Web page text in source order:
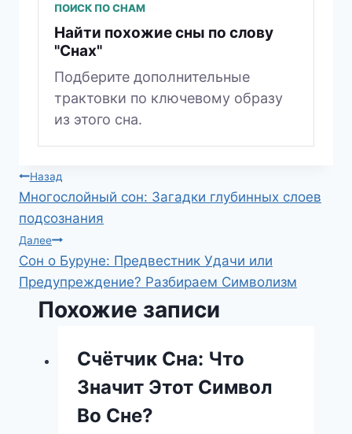
ПОИСК ПО СНАМ
Найти похожие сны по слову
"Снах"
Подберите дополнительные
трактовки по ключевому образу
из этого сна.
Навигация
по
записям
Назад
Многослойный сон: Загадки глубинных слоев
подсознания
Далее
Сон о Буруне: Предвестник Удачи или
Предупреждение? Разбираем Символизм
Похожие записи
Счётчик Сна: Что
Значит Этот Символ
Во Сне?